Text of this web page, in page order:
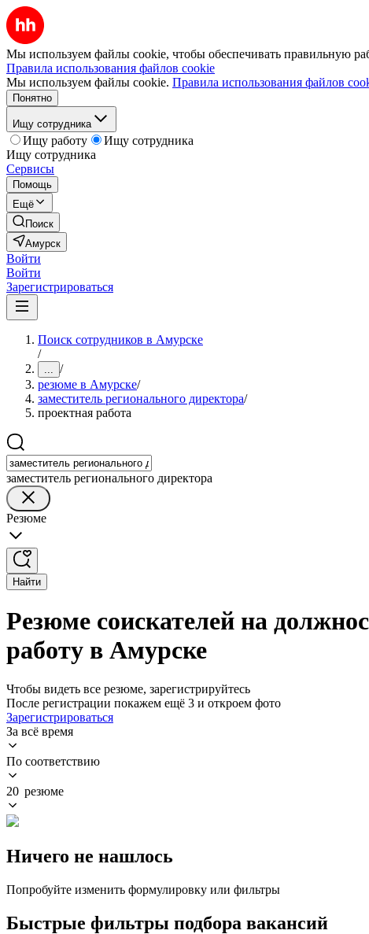
Мы используем файлы cookie, чтобы обеспечивать правильную
Правила использования файлов cookie
Мы используем файлы cookie. Правила использования файлов
Понятно
Ищу сотрудника
Ищу работу
Ищу сотрудника
Ищу сотрудника
Сервисы
Помощь
Ещё
Поиск
Амурск
Войти
Войти
Зарегистрироваться
Поиск сотрудников в Амурске
/
... /
резюме в Амурске/
заместитель регионального директора/
проектная работа
заместитель регионального директора
Резюме
Найти
Резюме соискателей на
работу в Амурске
Чтобы видеть все резюме, зарегистрируйтесь
После регистрации покажем ещё 3 и откроем фото
Зарегистрироваться
За всё время
По соответствию
20 резюме
Ничего не нашлось
Попробуйте изменить формулировку или фильтры
Быстрые фильтры подбора вакансий